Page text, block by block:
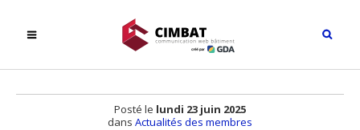
Posté le lundi 23 juin 2025
dans Actualités des membres